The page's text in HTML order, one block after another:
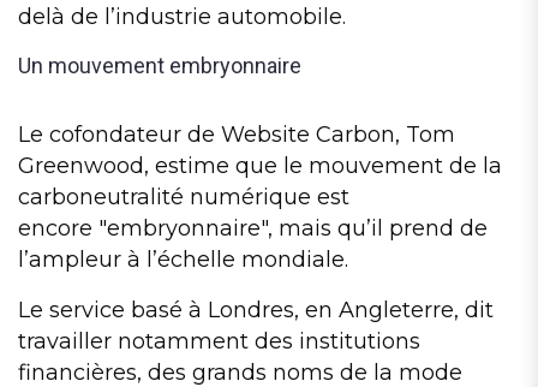
delà de l’industrie automobile.
Un mouvement embryonnaire
Le cofondateur de Website Carbon, Tom
Greenwood, estime que le mouvement de la
carboneutralité numérique est
encore embryonnaire , mais qu’il prend de
l’ampleur à l’échelle mondiale.
Le service basé à Londres, en Angleterre, dit
travailler notamment des institutions
financières, des grands noms de la mode